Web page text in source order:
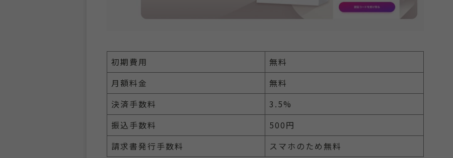
初期費用
無料
月額料金
無料
決済手数料
3.5%
振込手数料
500円
請求書発行手数料
スマホのため無料